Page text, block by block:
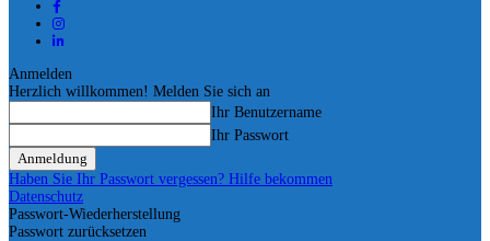
Anmelden
Herzlich willkommen! Melden Sie sich an
Ihr Benutzername
Ihr Passwort
Haben Sie Ihr Passwort vergessen? Hilfe bekommen
Datenschutz
Passwort-Wiederherstellung
Passwort zurücksetzen